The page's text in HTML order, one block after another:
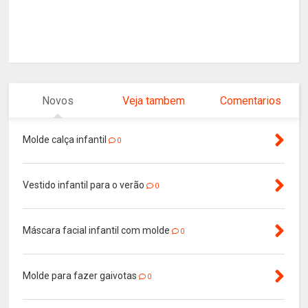
Novos Veja tambem Comentarios
Molde calça infantil 0
Vestido infantil para o verão 0
Máscara facial infantil com molde 0
Molde para fazer gaivotas 0